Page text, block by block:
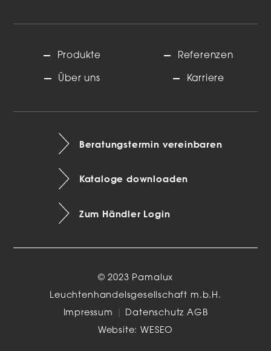
Produkte
Über uns
Referenzen
Karriere
Beratungstermin vereinbaren
Kataloge downloaden
Zum Händler Login
© 2023 Pamalux
Leuchtenhandelsgesellschaft m.b.H.
Impressum
Datenschutz AGB
Website:WESEO